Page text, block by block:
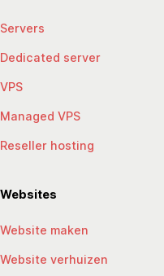
Servers
Dedicated server
VPS
Managed VPS
Reseller hosting
Websites
Website maken
Website verhuizen